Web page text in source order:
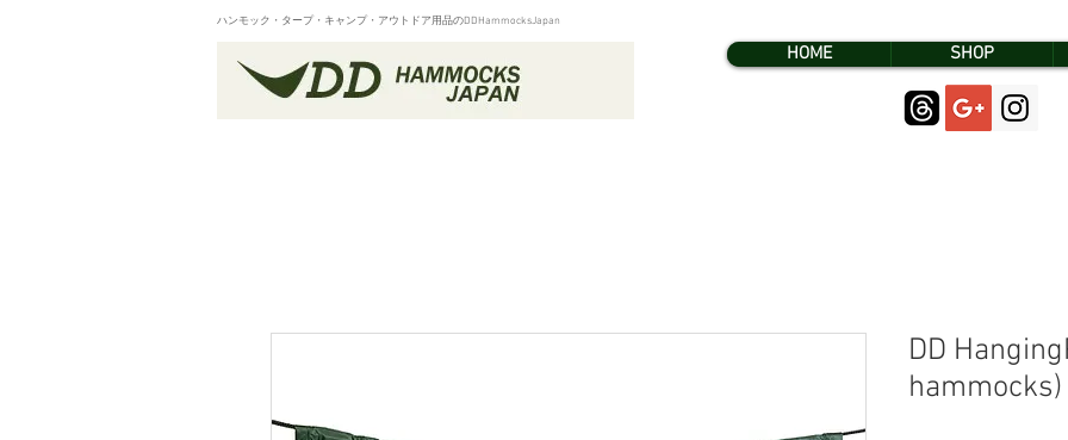
ハンモック・タープ・キャンプ・アウトドア用品のDDHammocksJapan
HOME SHOP
DD
hammocks)